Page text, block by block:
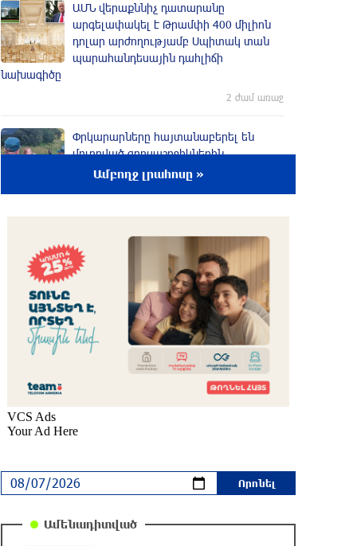
ԱՄՆ վերաքննիչ դատարանը
արգելափակել է Թրամփի 400 միլիոն
դոլար արժողությամբ Սպիտակ տան
պարահանդեսային դահլիճի
նախագիծը
2 ժամ առաջ
Փրկարարները հայտանաբերել են
մոլորված զբոսաշրջիկներին
մեկում պայթյունի հետևանքով 55-
ամյա տղամարդը այրվածքներով
տեղափոխվել է «Այրվածքաբանության
ազգային կենտրոն»
մեկ ժամ առաջ
Սլովակիայի արևելքում արտակարգ
դրություն է հայտարարվել շոգի
մեկ ժամ առաջ
Ամբողջ լրահոսը »
Ամենադիտված